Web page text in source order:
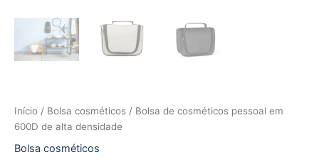
Início / Bolsa cosméticos / Bolsa de cosméticos pessoal em
600D de alta densidade
Bolsa cosméticos